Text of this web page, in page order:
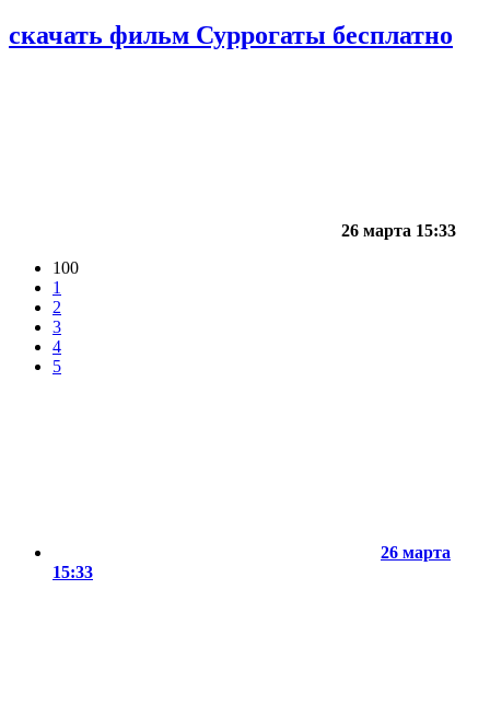
скачать фильм Суррогаты бесплатно
26 марта 15:33
100
1
2
3
4
5
26 марта
15:33